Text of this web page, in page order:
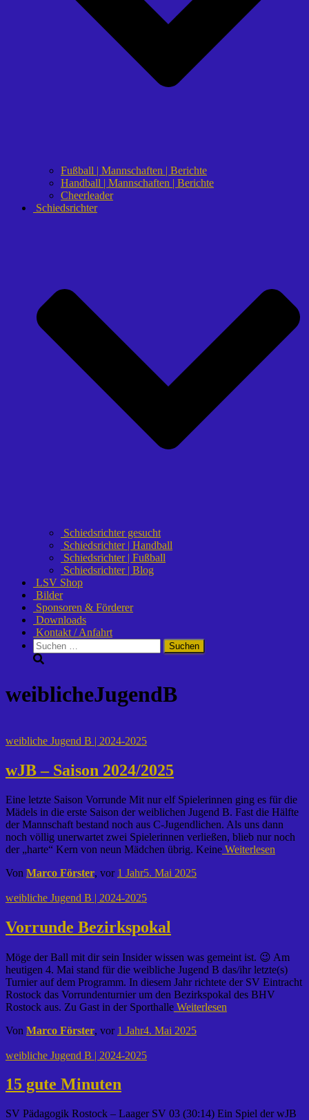
Fußball | Mannschaften | Berichte
Handball | Mannschaften | Berichte
Cheerleader
Schiedsrichter
Schiedsrichter gesucht
Schiedsrichter | Handball
Schiedsrichter | Fußball
Schiedsrichter | Blog
LSV Shop
Bilder
Sponsoren & Förderer
Downloads
Kontakt / Anfahrt
Suchen
nach:
weiblicheJugendB
weibliche Jugend B | 2024-2025
wJB – Saison 2024/2025
Eine letzte Saison Vorrunde Mit nur elf Spielerinnen ging es für die
Mädels in die erste Saison der weiblichen Jugend B. Fast die Hälfte
der Mannschaft bestand noch aus C-Jugendlichen. Als uns dann
noch völlig unerwartet zwei Spielerinnen verließen, blieb nur noch
der „harte“ Kern von neun Mädchen übrig. Keine Weiterlesen
Von Marco Förster, vor 1 Jahr5. Mai 2025
weibliche Jugend B | 2024-2025
Vorrunde Bezirkspokal
Möge der Ball mit dir sein Insider wissen was gemeint ist. 😉 Am
heutigen 4. Mai stand für die weibliche Jugend B das/ihr letzte(s)
Turnier auf dem Programm. In diesem Jahr richtete der SV Eintracht
Rostock das Vorrundenturnier um den Bezirkspokal des BHV
Rostock aus. Zu Gast in der Sporthalle Weiterlesen
Von Marco Förster, vor 1 Jahr4. Mai 2025
weibliche Jugend B | 2024-2025
15 gute Minuten
SV Pädagogik Rostock – Laager SV 03 (30:14) Ein Spiel der wJB